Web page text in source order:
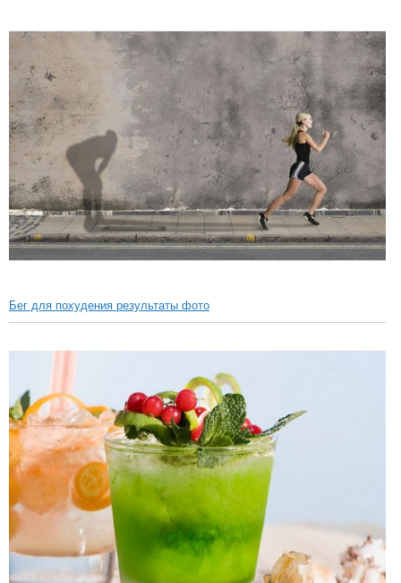
Бег для похудения результаты фото